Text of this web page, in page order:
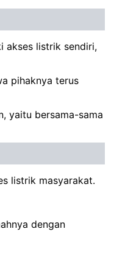
akses listrik sendiri,
pihaknya terus
yaitu bersama-sama
listrik masyarakat.
dengan